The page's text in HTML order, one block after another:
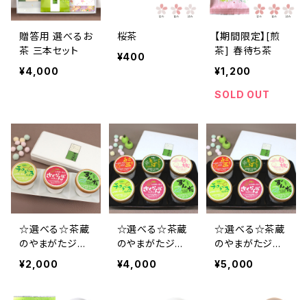
贈答用 選べるお
茶 三本セット
¥4,000
桜茶
¥400
【期間限定】[煎
茶] 春待ち茶
¥1,200
SOLD OUT
☆選べる☆茶蔵
のやまがたジェ
ラート 【3個詰合
せ】
¥2,000
☆選べる☆茶蔵
のやまがたジェ
ラート 【6種詰合
せ】
¥4,000
☆選べる☆茶蔵
のやまがたジェ
ラート【8個詰合
せ】
¥5,000